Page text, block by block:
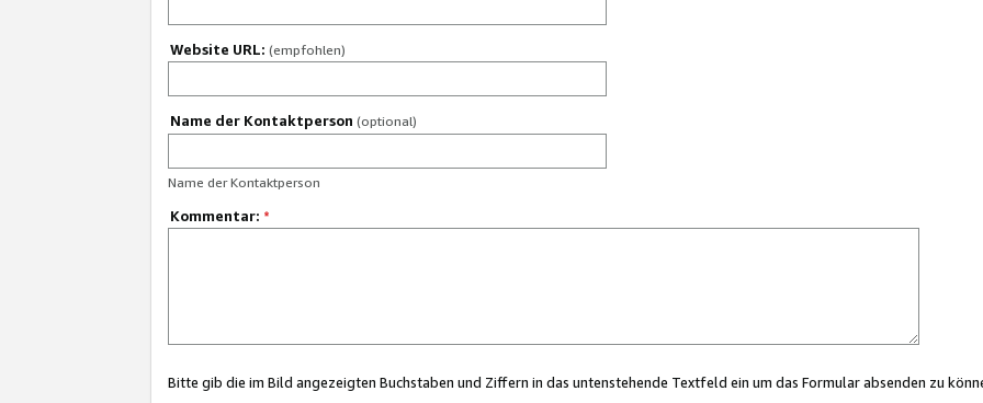
Website URL: (empfohlen)
Name der Kontaktperson (optional)
Name der Kontaktperson
Kommentar: *
Bitte gib die im Bild angezeigten Buchstaben und Ziffern in das untenstehende Textfeld ein um das Formular absenden zu